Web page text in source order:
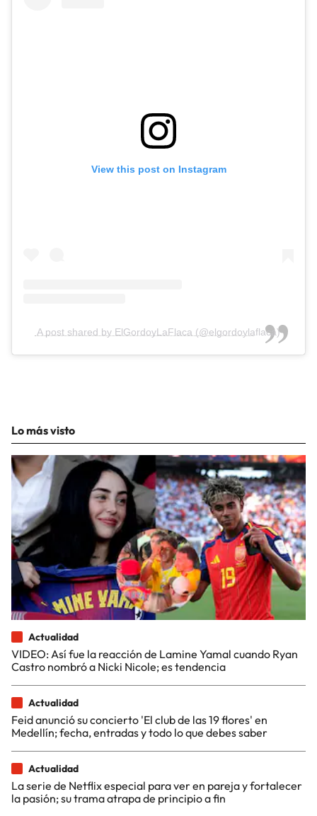
View this post on Instagram
A post shared by ElGordoyLaFlaca (@elgordoylaflaca)
Lo más visto
Actualidad
VIDEO: Así fue la reacción de Lamine Yamal cuando Ryan
Castro nombró a Nicki Nicole; es tendencia
Actualidad
Feid anunció su concierto 'El club de las 19 flores' en
Medellín; fecha, entradas y todo lo que debes saber
Actualidad
La serie de Netflix especial para ver en pareja y fortalecer
la pasión; su trama atrapa de principio a fin